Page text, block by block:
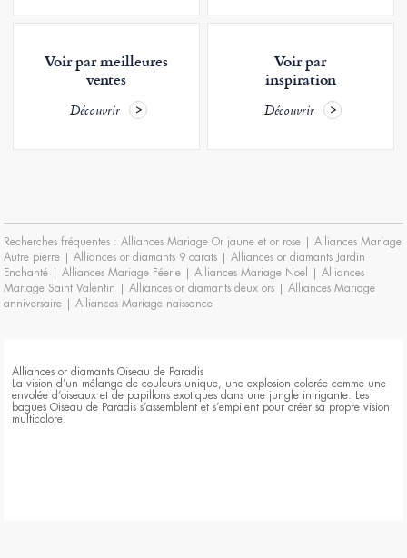
Voir par meilleures
ventes
Découvrir
Voir par
inspiration
Découvrir
Recherches fréquentes :Alliances Mariage Or jaune et or rose |Alliances Mariage
Autre pierre |Alliances or diamants 9 carats |Alliances or diamants Jardin
Enchanté |Alliances Mariage Féerie |Alliances Mariage Noel |Alliances
Mariage Saint Valentin |Alliances or diamants deux ors |Alliances Mariage
anniversaire |Alliances Mariage naissance
Alliances or diamants Oiseau de Paradis
La vision d’un mélange de couleurs unique, une explosion colorée comme une
envolée d’oiseaux et de papillons exotiques dans une jungle intrigante. Les
bagues Oiseau de Paradis s’assemblent et s’empilent pour créer sa propre vision
multicolore.